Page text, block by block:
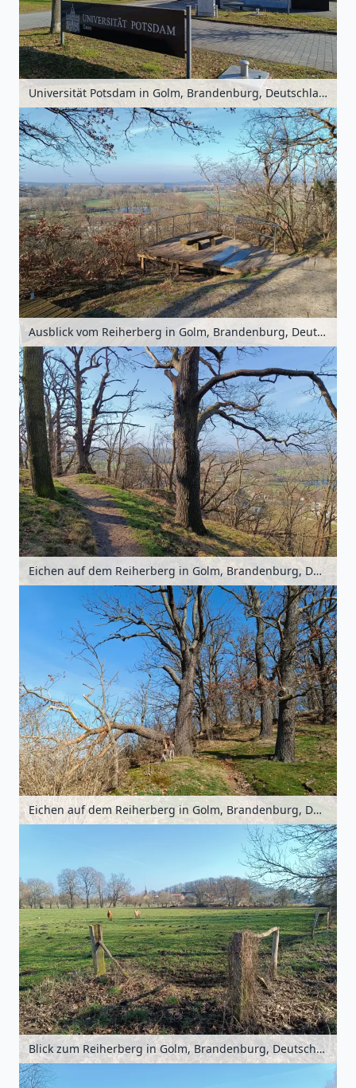
Universität Potsdam in Golm, Brandenburg, Deutschland
Ausblick vom Reiherberg in Golm, Brandenburg, Deutschland
Eichen auf dem Reiherberg in Golm, Brandenburg, Deutschland
Eichen auf dem Reiherberg in Golm, Brandenburg, Deutschland
Blick zum Reiherberg in Golm, Brandenburg, Deutschland